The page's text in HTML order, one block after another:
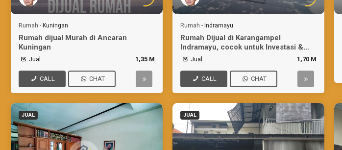
Rumah - Kuningan
Rumah dijual Murah di Ancaran
Kuningan
Jual 1,35 M
CALL CHAT
Rumah - Indramayu
Rumah Dijual di Karangampel
Indramayu, cocok untuk Investasi &
Bisnis
Jual 1,70 M
CALL CHAT
JUAL JUAL